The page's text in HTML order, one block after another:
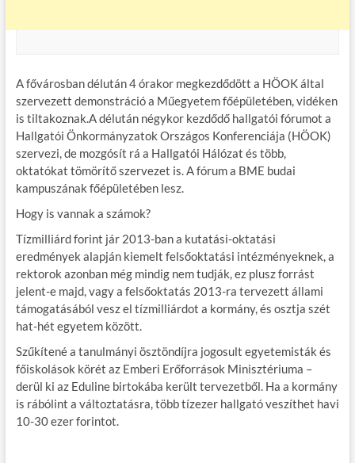
A fővárosban délután 4 órakor megkezdődött a HÖOK által
szervezett demonstráció a Műegyetem főépületében, vidéken
is tiltakoznak.A délután négykor kezdődő hallgatói fórumot a
Hallgatói Önkormányzatok Országos Konferenciája (HÖOK)
szervezi, de mozgósít rá a Hallgatói Hálózat és több,
oktatókat tömörítő szervezet is. A fórum a BME budai
kampuszának főépületében lesz.
Hogy is vannak a számok?
Tízmilliárd forint jár 2013-ban a kutatási-oktatási
eredmények alapján kiemelt felsőoktatási intézményeknek, a
rektorok azonban még mindig nem tudják, ez plusz forrást
jelent-e majd, vagy a felsőoktatás 2013-ra tervezett állami
támogatásából vesz el tízmilliárdot a kormány, és osztja szét
hat-hét egyetem között.
Szűkítené a tanulmányi ösztöndíjra jogosult egyetemisták és
főiskolások körét az Emberi Erőforrások Minisztériuma –
derül ki az Eduline birtokába került tervezetből. Ha a kormány
is rábólint a változtatásra, több tízezer hallgató veszíthet havi
10-30 ezer forintot.